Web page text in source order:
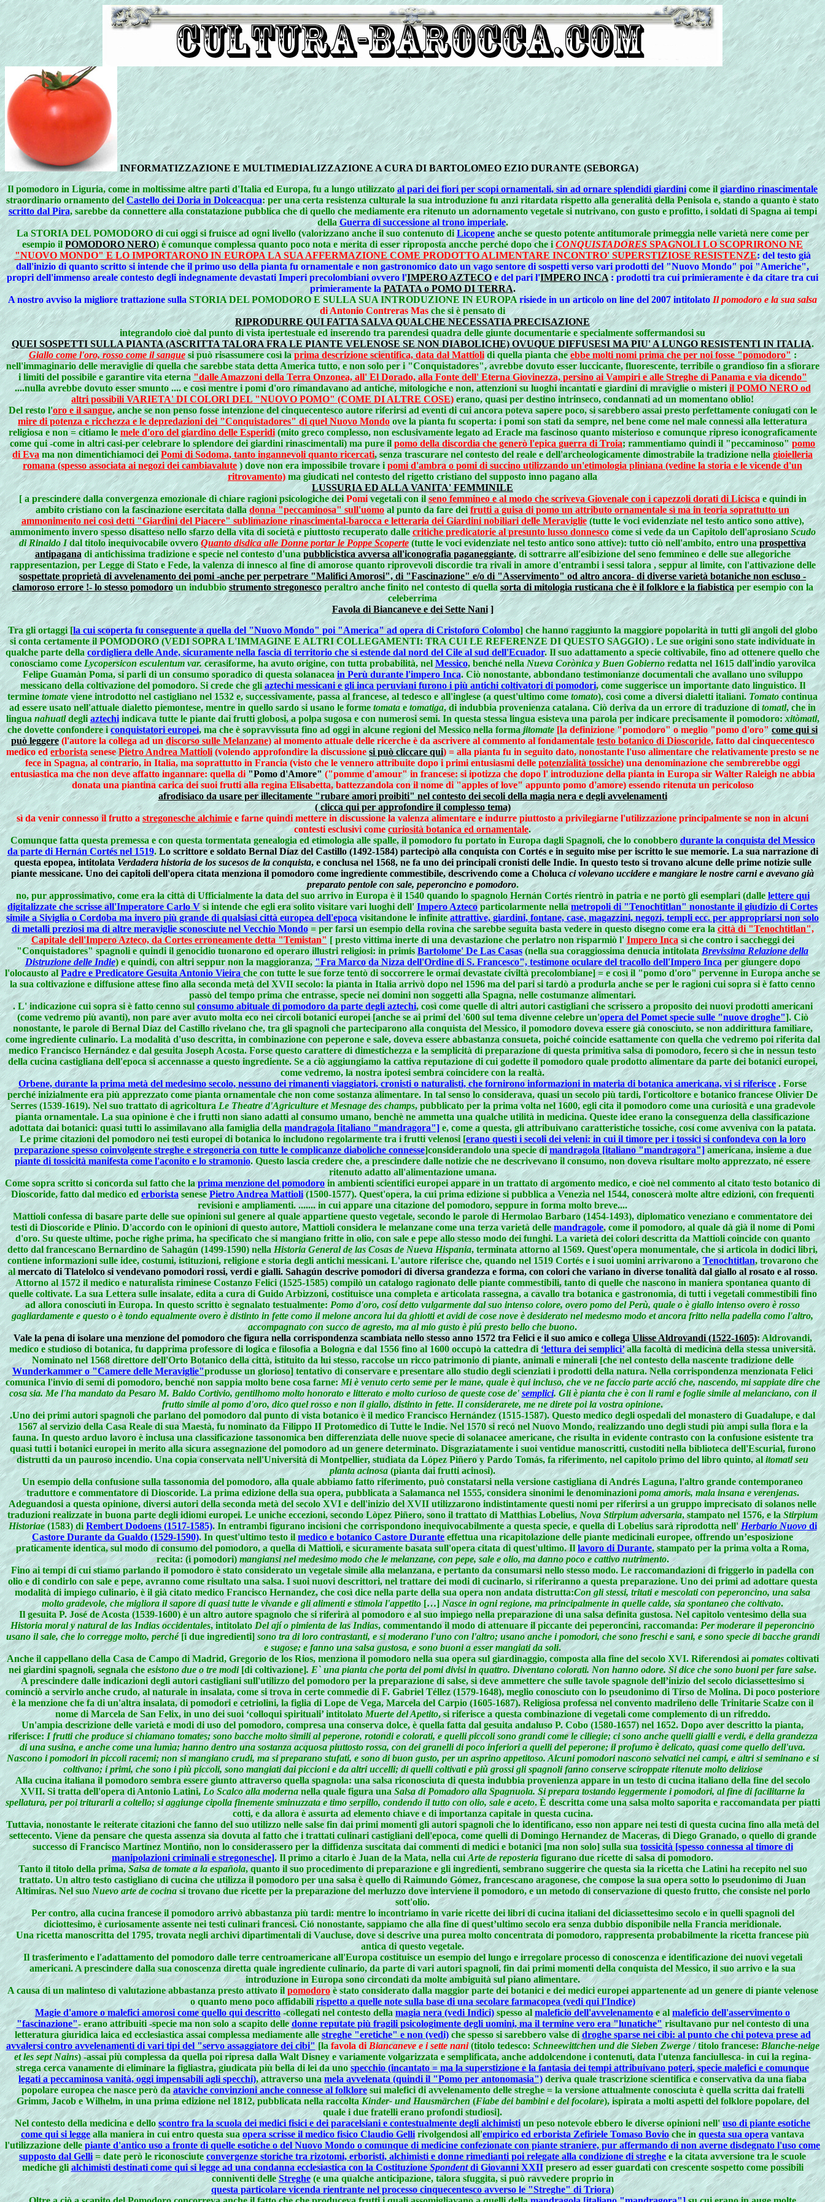
INFORMATIZZAZIONE E MULTIMEDIALIZZAZIONE A CURA DI BARTOLOMEO EZIO DURANTE (SEBORGA)
Il pomodoro in Liguria, come in moltissime altre parti d'Italia ed Europa, fu a lungo utilizzato al pari dei fiori per scopi ornamentali, sin ad ornare splendidi giardinicome ilgiardino rinascimentale
straordinario ornamento del Castello dei Doria in Dolceacqua: per una certa resistenza culturale la sua introduzione fu anzi ritardata rispetto alla generalità della Penisola e, stando a quanto è stato
scritto dal Pira, sarebbe da connettere alla constatazione pubblica che di quello che mediamente era ritenuto un adornamento vegetale si nutrivano, con gusto e profitto, i soldati di Spagna ai tempi
dellaGuerra di successione al trono imperiale.
La STORIA DEL POMODORO di cui oggi si fruisce ad ogni livello (valorizzano anche il suo contenuto diLicopeneanche se questo potente antitumorale primeggia nelle varietà nere come per
esempio ilPOMODORO NERO) è comunque complessa quanto poco nota e merita di esser riproposta ancche perché dopo che iCONQUISTADORESSPAGNOLI LO SCOPRIRONO NE
"NUOVO MONDO" E LO IMPORTARONO IN EUROPA LA SUA AFFERMAZIONE COME PRODOTTO ALIMENTARE INCONTRO' SUPERSTIZIOSE RESISTENZE: del testo già
dall'inizio di quanto scritto si intende che il primo uso della pianta fu ornamentale e non gastronomico dato un vago sentore di sospetti verso vari prodotti del "Nuovo Mondo" poi "Americhe",
propri dell'immenso areale contesto degli indegnamente devastati Imperi precolombiani ovvero l'IMPERO AZTECOe del pari l'IMPERO INCA : prodotti tra cui primieramente è da citare tra cui
primieramente la PATATA o POMO DI TERRA.
A nostro avviso la migliore trattazione sulla STORIA DEL POMODORO E SULLA SUA INTRODUZIONE IN EUROPA risiede in un articolo on line del 2007 intitolatoIl pomodoro e la sua salsa
di Antonio Contreras Masche si è pensato di
RIPRODURRE QUI FATTA SALVA QUALCHE NECESSATIA PRECISAZIONE
integrandolo cioè dal punto di vista ipertestuale ed inserendo tra parendesi quadra delle giunte documentarie e specialmente soffermandosi su
QUEI SOSPETTI SULLA PIANTA (ASCRITTA TALORA FRA LE PIANTE VELENOSE SE NON DIABOLICHE) OVUQUE DIFFUSESI MA PIU' A LUNGO RESISTENTI IN ITALIA.
Giallo come l'oro, rosso come il sanguesi può risassumere così laprima descrizione scientifica, data dal Mattiolidi quella pianta cheebbe molti nomi prima che per noi fosse "pomodoro":
nell'immaginario delle meraviglie di quella che sarebbe stata detta America tutto, e non solo per i "Conquistadores", avrebbe dovuto esser luccicante, fluorescente, terribile o grandioso fin a sfiorare
i limiti del possibile e garantire vita eterna "dalle Amazzoni della Terra Onzonea, all' El Dorado, alla Fonte dell' Eterna Giovinezza, persino ai Vampiri e alle Streghe di Panama e via dicendo"
....nulla avrebbe dovuto esser smunto .... e così mentre i pomi d'oro rimandavano ad antiche, mitologiche e non, attenzioni su luoghi incantati e giardini di mraviglie o misteriil POMO NERO od
altri possibili VARIETA' DI COLORI DEL "NUOVO POMO" (COME DI ALTRE COSE) erano, quasi per destino intrinseco, condannati ad un momentano oblio!
Del resto l'oro e il sangue, anche se non penso fosse intenzione del cinquecentesco autore riferirsi ad eventi di cui ancora poteva sapere poco, si sarebbero assai presto perfettamente coniugati con le
mire di potenza e ricchezza e le depredazioni dei "Conquistadores" di quel Nuovo Mondoove la pianta fu scoperta:i pomi son stati da sempre, nel bene come nel male connessi alla letteratura
religiosa e non = citiamo lemele d'oro del giardino delle Esperidi(mito greco complesso, non esclusivamente legato ad Eracle ma fascinoso quanto misterioso e comunque ripreso iconograficamente
come qui -come in altri casi-per celebrare lo splendore dei giardini rinascimentali) ma pure ilpomo della discordia che generò l'epica guerra di Troia; rammentiamo quindi il "peccaminoso" pomo
di Eva ma non dimentichiamoci deiPomi di Sodoma, tanto ingannevoli quanto ricercati, senza trascurare nel contesto del reale e dell'archeologicamente dimostrabile la tradizione nellagioielleria
romana (spesso associata ai negozi dei cambiavalute) dove non era impossibile trovare ipomi d'ambra o pomi di succino utilizzando un'etimologia pliniana (vedine la storia e le vicende d'un
ritrovamento) ma giudicati nel contesto del rigetto cristiano del supposto inno pagano alla
LUSSURIA ED ALLA VANITA' FEMMINILE
[ a prescindere dalla convergenza emozionale di chiare ragioni psicologiche deiPomivegetali con ilseno femmineo e al modo che scriveva Giovenale con i capezzoli dorati di Liciscae quindi in
ambito cristiano con la fascinazione esercitata dalladonna "peccaminosa" sull'uomoal punto da fare dei frutti a guisa di pomo un attributo ornamentale sì ma in teoria soprattutto un
ammonimento nei così detti "Giardini del Piacere" sublimazione rinascimental-barocca e letteraria dei Giardini nobiliari delle Meraviglie(tutte le voci evidenziate nel testo antico sono attive),
ammonimento invero spesso disatteso nello sfarzo della vita di società e piuttosto recuperato dallecritiche predicatorie al presunto lusso donnescocome si vede da un Capitolo dell'aprosiano Scudo
di Rinaldo Idal titolo inequivocabile ovveroQuanto disdica alle Donne portar le Poppe Scoperte(tutte le voci evidenziate nel testo antico sono attive): tutto ciò nell'ambito, entro unaprospettiva
antipaganadi antichissima tradizione e specie nel contesto d'unapubblicistica avversa all'iconografia paganeggiante, di sottrarre all'esibizione del seno femmineo e delle sue allegoriche
rappresentazion, per Legge di Stato e Fede, la valenza di innesco al fine di amorose quanto riprovevoli discordie tra rivali in amore d'entrambi i sessi talora , seppur al limite, con l'attivazione delle
sospettate proprietà di avvelenamento dei pomi -anche per perpetrare "Malifici Amorosi", di "Fascinazione" e/o di "Asservimento" od altro ancora- di diverse varietà botaniche non escluso -
clamoroso errore !- lo stesso pomodoroun indubbio strumento stregonescoperaltro anche finito nel contesto di quellasorta di mitologia rusticana che è il folklore e la fiabisticaper esempio con la
celeberrima
Favola di Biancaneve e dei Sette Nani]
Tra gli ortaggi [la cui scoperta fu conseguente a quella del "Nuovo Mondo" poi "America" ad opera di Cristoforo Colombo] che hanno raggiunto la maggiore popolarità in tutti gli angoli del globo
si conta certamente il POMODORO (VEDI SOPRA L'IMMAGINE E ALTRI COLLEGAMENTI: TRA CUI LE REFERENZE DI QUESTO SAGGIO) . Le sue origini sono state individuate in
qualche parte della cordigliera delle Ande, sicuramente nella fascia di territorio che si estende dal nord del Cile al sud dell'Ecuador. Il suo adattamento a specie coltivabile, fino ad ottenere quello che
conosciamo come Lycopersicon esculentum var.cerasiforme, ha avuto origine, con tutta probabilità, nelMessico, benché nellaNueva Corònica y Buen Gobiernoredatta nel 1615 dall'indio yarovilca
Felipe Guamàn Poma, si parli di un consumo sporadico di questa solanaceain Perù durante l'impero Inca. Ciò nonostante, abbondano testimonianze documentali che avallano uno sviluppo
messicano della coltivazione del pomodoro.Si crede che gliaztechi messicani e gli inca peruviani furono i più antichi coltivatori di pomodori, come suggerisce un importante dato linguistico. Il
terminetomateviene introdotto nel castigliano nel 1532 e, successivamente, passa al francese, al tedesco e all'inglese (a quest'ultimo cometomato), così come a diversi dialetti italiani. Tomatocontinua
ad essere usato nell'attuale dialetto piemontese, mentre in quello sardo si usano le formetomatae tomatiga, di indubbia provenienza catalana. Ciò deriva da un errore di traduzione ditomatl, che in
linguanahuatldegliaztechiindicava tutte le piante dai frutti globosi, a polpa sugosa e con numerosi semi. In questa stessa lingua esisteva una parola per indicare precisamente il pomodoro:xitòmatl,
che dovette confondere iconquistatori europei, ma che è sopravvissuta fino ad oggi in alcune regioni del Messico nella formajitomate [la definizione "pomodoro" o meglio "pomo d'oro"come qui si
può leggere(l'autore la collega ad undiscorso sulle Melanzane) al momento attuale delle ricerche è da ascrivere al commento al fondamentale testo botanico di Dioscoride, fatto dal cinquecentesco
medico ederboristasenesePietro Andrea Mattioli(volendo approfondire la discussione si può cliccare qui) = alla pianta fu in seguito dato, nonostante l'uso alimentare che relativamente presto se ne
fece in Spagna, al contrario, in Italia, ma soprattutto in Francia (visto che le vennero attribuite dopo i primi entusiasmi delle potenzialità tossiche) una denominazione che sembrerebbe oggi
entusiastica ma che non deve affatto ingannare: quella di"Pomo d'Amore"("pomme d'amour" in francese: si ipotizza che dopo l' introduzione della pianta in Europa sir Walter Raleigh ne abbia
donata una piantina carica dei suoi frutti alla regina Elisabetta, battezzandola con il nome di "apples of love" appunto pomo d'amore) essendo ritenuta un pericoloso
afrodisiaco da usare per illecitamente "rubare amori proibiti" nel contesto dei secoli della magia nera e degli avvelenamenti
( clicca qui per approfondire il complesso tema)
sì da venir connesso il frutto astregonesche alchimiee farne quindi mettere in discussione la valenza alimentare e indurre piuttosto a privilegiarne l'utilizzazione principalmente se non in alcuni
contesti esclusivi come curiosità botanica ed ornamentale.
Comunque fatta questa premessa e con questa tormentata genealogia ed etimologia alle spalle, il pomodoro fu portato in Europa dagli Spagnoli, che lo conobberodurante la conquista del Messico
da parte di Hernán Cortés nel 1519.Lo scrittore e soldato Bernal Díaz del Castillo (1492-1584) partecipò alla conquista con Cortés e in seguito mise per iscritto le sue memorie. La sua narrazione di
questa epopea, intitolataVerdadera historia de los sucesos de la conquista, e conclusa nel 1568, ne fa uno dei principali cronisti delle Indie. In questo testo si trovano alcune delle prime notizie sulle
piante messicane. Uno dei capitoli dell'opera citata menziona il pomodoro come ingrediente commestibile, descrivendo come a Cholucaci volevano uccidere e mangiare le nostre carni e avevano già
preparato pentole con sale, peperoncino e pomodoro.
no, pur approssimativo, come era la città di Ufficialmente la data del suo arrivo in Europa è il 1540 quando lo spagnolo Hernán Cortés rientrò in patria e ne portò gli esemplari (dallelettere qui
digitalizzate che scrisse all'Imperatore Carlo Vsi intende che egli era solito visitare vari luoghi dell'Impero Aztecoparticolarmente nellametropoli di "Tenochtitlan" nonostante il giudizio di Cortes
simile a Siviglia o Cordoba ma invero più grande di qualsiasi città europea dell'epocavisitandone le infiniteattrattive, giardini, fontane, case, magazzini, negozi, templi ecc. per appropriarsi non solo
di metalli preziosi ma di altre meraviglie sconosciute nel Vecchio Mondo= per farsi un esempio della rovina che sarebbe seguita basta vedere in questo disegno come era la città di "Tenochtitlan",
Capitale dell'Impero Azteco, da Cortes erroneamente detta "Temistan" [ presto vittima inerte di una devastazione che perlatro non risparmiò l'Impero Incasì che contro i saccheggi dei
"Conquistadores" spagnoli e quindi il genocidio tuonarono ed operaro illustri religiosi: in primisBartolome' De Las Casas (nella sua coraggiossima denucia intitolata Brevissima Relazione della
Distruzione delle Indie) e quindi, con altri seppur non la maggioranza,"Fra Marco da Nizza dell'Ordine di S. Francesco", testimone oculare del tracollo dell'Impero Incaper giungere dopo
l'olocausto alPadre e Predicatore Gesuita Antonio Vieirache con tutte le sue forze tentò di soccorrere le ormai devastate civiltà precolombiane] = e così il "pomo d'oro" pervenne in Europa anche se
la sua coltivazione e diffusione attese fino alla seconda metà del XVII secolo: la pianta in Italia arrivò dopo nel 1596 ma del pari si tardò a produrla anche se per le ragioni cui sopra si è fatto cenno
passò del tempo prima che entrasse, specie nei domini non soggetti alla Spagna, nelle costumanze alimentari.
. L' indicazione cui sopra si è fatto cenno sulconsumo abituale di pomodoro da parte degli aztechi, così come quelle di altri autori castigliani che scrissero a proposito dei nuovi prodotti americani
(come vedremo più avanti), non pare aver avuto molta eco nei circoli botanici europei [anche se ai primi del '600 sul tema divenne celebre un'opera del Pomet specie sulle "nuove droghe"]. Ciò
nonostante, le parole di Bernal Díaz del Castillo rivelano che, tra gli spagnoli che parteciparono alla conquista del Messico, il pomodoro doveva essere già conosciuto, se non addirittura familiare,
come ingrediente culinario. La modalità d'uso descritta, in combinazione con peperone e sale, doveva essere abbastanza consueta, poiché coincide esattamente con quella che vedremo poi riferita dal
medico Francisco Hernández e dal gesuita Joseph Acosta. Forse questo carattere di dimestichezza e la semplicità di preparazione di questa primitiva salsa di pomodoro, fecero sì che in nessun testo
della cucina castigliana dell'epoca si accennasse a questo ingrediente. Se a ciò aggiungiamo la cattiva reputazione di cui godette il pomodoro quale prodotto alimentare da parte dei botanici europei,
come vedremo, la nostra ipotesi sembra coincidere con la realtà.
Orbene, durante la prima metà del medesimo secolo, nessuno dei rimanenti viaggiatori, cronisti o naturalisti, che fornirono informazioni in materia di botanica americana, vi si riferisce. Forse
perché inizialmente era più apprezzato come pianta ornamentale che non come sostanza alimentare. In tal senso lo considerava, quasi un secolo più tardi, l'orticoltore e botanico francese Olivier De
Serres (1539-1619). Nel suo trattato di agricolturaLe Theatre d'Agriculture et Mesnage des champs, pubblicato per la prima volta nel 1600, egli cita il pomodoro come una curiosità e una gradevole
pianta ornamentale. La sua opinione è che i frutti non siano adatti al consumo umano, benchè ne ammetta una qualche utilità in medicina.Queste idee erano la conseguenza della classificazione
adottata dai botanici: quasi tutti lo assimilavano alla famiglia della mandragola [italiano "mandragora"] e, come a questa, gli attribuivano caratteristiche tossiche, cosí come avveniva con la patata.
Le prime citazioni del pomodoro nei testi europei di botanica lo includono regolarmente tra i frutti velenosi [erano questi i secoli dei veleni: in cui il timore per i tossici si confondeva con la loro
preparazione spesso coinvolgente streghe e stregoneria con tutte le complicanze diaboliche connesse]considerandolo una specie dimandragola [italiano "mandragora"]americana, insieme a due
piante di tossicità manifesta come l'aconito e lo stramonio. Questo lascia credere che, a prescindere dalle notizie che ne descrivevano il consumo, non doveva risultare molto apprezzato, né essere
ritenuto adatto all'alimentazione umana.
Come sopra scritto si concorda sul fatto che laprima menzione del pomodoroin ambienti scientifici europei appare in un trattato di argomento medico, e cioè nel commento al citato testo botanico di
Dioscoride, fatto dal medico ed erboristasenesePietro Andrea Mattioli(1500-1577). Quest'opera, la cui prima edizione si pubblica a Venezia nel 1544, conoscerà molte altre edizioni, con frequenti
revisioni e ampliamenti. ....... in cui appare una citazione del pomodoro, seppure in forma molto breve....
Mattioli confessa di basare parte delle sue opinioni sul genere al quale appartiene questo vegetale, secondo le parole di Hermolao Barbaro (1454-1493), diplomatico veneziano e commentatore dei
testi di Dioscoride e Plinio. D'accordo con le opinioni di questo autore, Mattioli considera le melanzane come una terza varietà dellemandragole, come il pomodoro, al quale dà già il nome di Pomi
d'oro. Su queste ultime, poche righe prima, ha specificato che si mangiano fritte in olio, con sale e pepe allo stesso modo dei funghi. La varietà dei colori descritta da Mattioli coincide con quanto
detto dal francescano Bernardino de Sahagún (1499-1590) nella Historia General de las Cosas de Nueva Hispania, terminata attorno al 1569. Quest'opera monumentale, che si articola in dodici libri,
contiene informazioni sulle idee, costumi, istituzioni, religione e storia degli antichi messicani. L'autore riferisce che, quando nel 1519 Cortés e i suoi uomini arrivarono aTenochtitlan, trovarono che
almercato di Tlatelolco si vendevano pomodori rossi, verdi e gialli. Sahagún descrive pomodori di diversa grandezza e forma, con colori che variano in diverse tonalità dal giallo al rosato e al rosso.
Attorno al 1572 il medico e naturalista riminese Costanzo Felici (1525-1585) compilò un catalogo ragionato delle piante commestibili, tanto di quelle che nascono in maniera spontanea quanto di
quelle coltivate. La sua Lettera sulle insalate, edita a cura di Guido Arbizzoni, costituisce una completa e articolata rassegna, a cavallo tra botanica e gastronomia, di tutti i vegetali commestibili fino
ad allora conosciuti in Europa. In questo scritto è segnalato testualmente:Pomo d'oro, cosí detto vulgarmente dal suo intenso colore, overo pomo del Perù, quale o è giallo intenso overo è rosso
gagliardamente e questo o è tondo equalmente overo è distinto in fette como il melone ancora lui da ghiotti et avidi de cose nove è desiderato nel medesmo modo et ancora fritto nella padella como l'altro,
accompagnato con succo de agresto, ma al mio gusto è piú presto bello che buono.
Vale la pena di isolare una menzione del pomodoro che figura nella corrispondenza scambiata nello stesso anno 1572 tra Felici e il suo amico e collega Ulisse Aldrovandi (1522-1605): Aldrovandi,
medico e studioso di botanica, fu dapprima professore di logica e filosofia a Bologna e dal 1556 fino al 1600 occupò la cattedra di‘lettura dei semplici’alla facoltà di medicina della stessa università.
Nominato nel 1568 direttore dell'Orto Botanico della città, istituito da lui stesso, raccolse un ricco patrimonio di piante, animali e minerali [che nel contesto della nascente tradizione delle
Wunderkammer o "Camere delle Meraviglie"produsse un glorioso] tentativo di conservare e presentare allo studio degli scienziati i prodotti della natura. Nella corrispondenza menzionata Felici
comunica l'invio di semi di pomodoro, benché non sappia molto bene cosa farne:Mi è venuto certo seme per le mane, quale è qui incluso, che ve ne faccio parte acció che, nascendo, mi sappiate dire che
cosa sia. Me l'ha mandato da Pesaro M. Baldo Cortivio, gentilhomo molto honorato e litterato e molto curioso de queste cose de' semplici. Gli è pianta che è con li rami e foglie simile al melanciano, con il
frutto simile al pomo d'oro, dico quel rosso e non il giallo, distinto in fette. Il considerarete, me ne direte poi la vostra opinione.
.Uno dei primi autori spagnoli che parlano del pomodoro dal punto di vista botanico è il medico Francisco Hernández (1515-1587). Questo medico degli ospedali del monastero di Guadalupe, e dal
1567 al servizio della Casa Reale di sua Maestà, fu nominato da Filippo II Protomedico di Tutte le Indie. Nel 1570 si recó nel Nuovo Mondo, realizzando uno degli studi più ampi sulla flora e la
fauna. In questo arduo lavoro è inclusa una classificazione tassonomica ben differenziata delle nuove specie di solanacee americane, che risulta in evidente contrasto con la confusione esistente tra
quasi tutti i botanici europei in merito alla sicura assegnazione del pomodoro ad un genere determinato. Disgraziatamente i suoi ventidue manoscritti, custoditi nella biblioteca dell'Escurial, furono
distrutti da un pauroso incendio. Una copia conservata nell'Università di Montpellier, studiata da López Piñero y Pardo Tomás, fa riferimento, nel capitolo primo del libro quinto, alitomatl seu
planta acinosa(pianta dai frutti acinosi).
Un esempio della confusione sulla tassonomia del pomodoro, alla quale abbiamo fatto riferimento, può constatarsi nella versione castigliana di Andrés Laguna, l'altro grande contemporaneo
traduttore e commentatore di Dioscoride. La prima edizione della sua opera, pubblicata a Salamanca nel 1555, considera sinonimi le denominazioni poma amoris, mala insana e verenjenas.
Adeguandosi a questa opinione, diversi autori della seconda metà del secolo XVI e dell'inizio del XVII utilizzarono indistintamente questi nomi per riferirsi a un gruppo imprecisato di solanos nelle
traduzioni realizzate in buona parte degli idiomi europei. Le uniche eccezioni, secondo Lòpez Piñero, sono il trattato di Matthias Lobelius,Nova Stirpium adversaria, stampato nel 1576, e laStirpium
Historiae(1583) di Rembert Dodoens (1517-1585). In entrambi figurano incisioni che corrispondono inequivocabilmente a questa specie, e quella di Lobelius sarà riprodotta nell' Herbario Nuovodi
Castore Durante da Gualdo (1529-1590). In quest'ultimo testo il medico e botanico Castore Duranteeffettua una ricapitolazione delle piante medicinali europee, offrendo un’esposizione
praticamente identica, sul modo di consumo del pomodoro, a quella di Mattioli, e sicuramente basata sull'opera citata di quest'ultimo. Illavoro di Durante, stampato per la prima volta a Roma,
recita: (i pomodori) mangiansi nel medesimo modo che le melanzane, con pepe, sale e olio, ma danno poco e cattivo nutrimento.
Fino ai tempi di cui stiamo parlando il pomodoro è stato considerato un vegetale simile alla melanzana, e pertanto da consumarsi nello stesso modo. Le raccomandazioni di friggerlo in padella con
olio e di condirlo con sale e pepe, avranno come risultato una salsa. I suoi nuovi descrittori, nel trattare dei modi di cucinarlo, si riferiranno a questa preparazione. Uno dei primi ad adottare questa
modalità di impiego culinario, è il già citato medico Francisco Hernandez, che così dice nella parte della sua opera non andata distrutta:Con gli stessi, tritati e mescolati con peperoncino, una salsa
molto gradevole, che migliora il sapore di quasi tutte le vivande e gli alimenti e stimola l'appetito[…] Nasce in ogni regione, ma principalmente in quelle calde, sia spontaneo che coltivato.
Il gesuita P. José de Acosta (1539-1600) è un altro autore spagnolo che si riferirà al pomodoro e al suo impiego nella preparazione di una salsa definita gustosa. Nel capitolo ventesimo della sua
Historia moral y natural de las Indias occidentales, intitolatoDel ají o pimienta de las Indias, commentando il modo di attenuare il piccante dei peperoncini, raccomanda: Per moderare il peperoncino
usano il sale, che lo corregge molto, perché[i due ingredienti]sono tra di loro contrastanti, e si moderano l'uno con l'altro; usano anche i pomodori, che sono freschi e sani, e sono specie di bacche grandi
e sugose; e fanno una salsa gustosa, e sono buoni a esser mangiati da soli.
Anche il cappellano della Casa de Campo di Madrid, Gregorio de los Rios, menziona il pomodoro nella sua opera sul giardinaggio, composta alla fine del secolo XVI. Riferendosi aipomatescoltivati
nei giardini spagnoli, segnala cheesistono due o tre modi[di coltivazione]. E` una pianta che porta dei pomi divisi in quattro. Diventano colorati. Non hanno odore. Si dice che sono buoni per fare salse.
A prescindere dalle indicazioni degli autori castigliani sull'utilizzo del pomodoro per la preparazione di salse, si deve ammettere che sulle tavole spagnole dell’inizio del secolo diciassettesimo si
cominciò a servirlo anche crudo, al naturale in insalata, come si trova in certe commedie di F. Gabriel Téllez (1579-1648), meglio conosciuto con lo pseudonimo di Tirso de Molina. Di poco posteriore
è la menzione che fa di un'altra insalata, di pomodori e cetriolini, la figlia di Lope de Vega, Marcela del Carpio (1605-1687). Religiosa professa nel convento madrileno delle Trinitarie Scalze con il
nome di Marcela de San Felix, in uno dei suoi ‘colloqui spirituali’ intitolatoMuerte del Apetito, si riferisce a questa combinazione di vegetali come complemento di un rifreddo.
Un'ampia descrizione delle varietà e modi di uso del pomodoro, compresa una conserva dolce, è quella fatta dal gesuita andaluso P. Cobo (1580-1657) nel 1652. Dopo aver descritto la pianta,
riferisce:I frutti che produce si chiamano tomates; sono bacche molto simili al peperone, rotondi e colorati, e quelli piccoli sono grandi come le ciliegie; ci sono anche quelli gialli e verdi, e della grandezza
di una susina, e anche come una lumìa; hanno dentro una sostanza acquosa piuttosto rossa, con dei granelli di poco inferiori a quelli del peperone; il profumo è delicato, quasi come quello dell'uva.
Nascono i pomodori in piccoli racemi; non si mangiano crudi, ma si preparano stufati, e sono di buon gusto, per un asprino appetitoso. Alcuni pomodori nascono selvatici nei campi, e altri si seminano e si
coltivano; i primi, che sono i più piccoli, sono mangiati dai piccioni e da altri uccelli; di quelli coltivati e più grossi gli spagnoli fanno conserve sciroppate ritenute molto deliziose
Alla cucina italiana il pomodoro sembra essere giunto attraverso quella spagnola: una salsa riconosciuta di questa indubbia provenienza appare in un testo di cucina italiano della fine del secolo
XVII. Si tratta dell'opera di Antonio Latini,Lo Scalco alla modernanella quale figura unaSalsa di Pomadoro alla Spagnuola. Si prepara tostando leggermente i pomodori, al fine di facilitarne la
spellatura, per poi triturarli a coltello; si aggiunge cipolla finemente sminuzzata e timo serpillo, condendo il tutto con olio, sale e aceto. È descritta come una salsa molto saporita e raccomandata per piatti
cotti, e da allora è assurta ad elemento chiave e di importanza capitale in questa cucina.
Tuttavia, nonostante le reiterate citazioni che fanno del suo utilizzo nelle salse fin dai primi momenti gli autori spagnoli che lo identificano, esso non appare nei testi di questa cucina fino alla metà del
settecento. Viene da pensare che questa assenza sia dovuta al fatto che i trattati culinari castigliani dell'epoca, come quelli di Domingo Hernandez de Maceras, di Diego Granado, o quello di grande
successo di Francisco Martínez Montiño, non lo considerassero per la diffidenza suscitata dai commenti di medici e botanici [ma non solo] sulla sua tossicità [spesso connessa al timore di
manipolazioni criminali e stregonesche]. Il primo a citarlo è Juan de la Mata, nella cui Arte de reposteria figurano due ricette di salsa di pomodoro.
Tanto il titolo della prima,Salsa de tomate a la española, quanto il suo procedimento di preparazione e gli ingredienti, sembrano suggerire che questa sia la ricetta che Latini ha recepito nel suo
trattato. Un altro testo castigliano di cucina che utilizza il pomodoro per una salsa è quello di Raimundo Gómez, francescano aragonese, che compose la sua opera sotto lo pseudonimo di Juan
Altimiras. Nel suoNuevo arte de cocinasi trovano due ricette per la preparazione del merluzzo dove interviene il pomodoro, e un metodo di conservazione di questo frutto, che consiste nel porlo
sott'olio.
Per contro, alla cucina francese il pomodoro arrivò abbastanza più tardi: mentre lo incontriamo in varie ricette dei libri di cucina italiani del diciassettesimo secolo e in quelli spagnoli del
diciottesimo, è curiosamente assente nei testi culinari francesi. Ció nonostante, sappiamo che alla fine di quest’ultimo secolo era senza dubbio disponibile nella Francia meridionale.
Una ricetta manoscritta del 1795, trovata negli archivi dipartimentali di Vaucluse, dove si descrive una purea molto concentrata di pomodoro, rappresenta probabilmente la ricetta francese più
antica di questo vegetale.
Il trasferimento e l'adattamento del pomodoro dalle terre centroamericane all'Europa costituisce un esempio del lungo e irregolare processo di conoscenza e identificazione dei nuovi vegetali
americani. A prescindere dalla sua conoscenza diretta quale ingrediente culinario, da parte di vari autori spagnoli, fin dai primi momenti della conquista del Messico, il suo arrivo e la sua
introduzione in Europa sono circondati da molte ambiguità sul piano alimentare.
A causa di un malinteso di valutazione abbastanza presto attivato il pomodoroè stato considerato dalla maggior parte dei botanici e dei medici europei appartenente ad un genere di piante velenose
o quanto meno poco affidabilirispetto a quelle note sulla base di una secolare farmacopea (vedi qui l'Indice)
Magie d'amore o malefici amorosi come quello qui descritto-collegati nel contesto dellamagia nera (vedi Indici) spesso almaleficio dell'avvelenamentoe almaleficio dell'asservimento o
"fascinazione"- erano attribuiti -specie ma non solo a scapito delledonne reputate più fragili psicologimente degli uomini, ma il termine vero era "lunatiche" risultavano pur nel contesto di una
letteratura giuridica laica ed ecclesiastica assai complessa mediamente alle streghe "eretiche" e non (vedi)che spesso si sarebbero valse didroghe sparse nei cibi: al punto che chi poteva prese ad
avvalersi contro avvelenamenti di vari tipi del "servo assaggiatore dei cibi" [la favola di Biancaneve e i sette nani(titolo tedesco:Schneewittchen und die Sieben Zwerge/ titolo francese:Blanche-neige
et les sept Nains) -assai più complessa da quella poi ripresa dalla Walt Disney e variamente volgarizzata e semplificata, anche addolcendone i contenuti, data l'utenza fanciullesca- in cui la regina-
strega cerca vanamente di eliminare la figliastra, giudicata più bella di lei da uno specchio (incantato = ma la superstizione e la fantasia dei tempi attribuivano poteri, specie malefici e comunque
legati a peccaminosa vanità, oggi impensabili agli specchi), attraverso unamela avvelenata (quindi il "Pomo per antonomasia")deriva quale trascrizione scientifica e conservativa da una fiaba
popolare europea che nasce però daataviche convinzioni anche connesse al folkloresui malefici di avvelenamento delle streghe = la versione attualmente conosciuta è quella scritta dai fratelli
Grimm, Jacob e Wilhelm, in una prima edizione nel 1812, pubblicata nella raccoltaKinder- und Hausmärchen(Fiabe dei bambini e del focolare), ispirata a molti aspetti del folklore popolare, del
quale i due fratelli erano profondi studiosi].
Nel contesto della medicina e dello scontro fra la scuola dei medici fisici e dei paracelsiani e contestualmente degli alchimistiun peso notevole ebbero le diverse opinioni nell'uso di piante esotiche
come qui si legge alla maniera in cui entro questa sua opera scrisse il medico fisico Claudio Gellirivolgendosi all'empirico ed erborista Zefiriele Tomaso Bovioche inquesta sua opera vantava
l'utilizzazione dellepiante d'antico uso a fronte di quelle esotiche o del Nuovo Mondo o comunque di medicine confezionate con piante straniere, pur affermando di non averne disdegnato l'uso come
supposto dal Gelli= date però le riconosciuteconvergenze storiche tra rizotomi, erboristi, alchimisti e donne rimedianti poi relegate alla condizione di streghe e la citata avversione tra le scuole
mediche gli alchimisti destinati come qui si legge ad una condanna ecclesiastica con la CostituzioneSpondentdi Giovanni XXIIpresero ad esser guardati con crescente sospetto come possibili
conniventi delleStreghe(e una qualche anticipazione, talora sfuggita, si può ravvedere proprio in
questa particolare vicenda rientrante nel processo cinquecentesco avverso le "Streghe" di Triora)